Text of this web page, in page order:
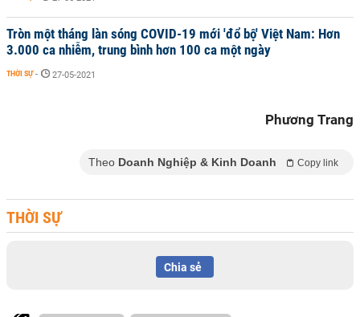
Tròn một tháng làn sóng COVID-19 mới 'đổ bộ' Việt Nam: Hơn
3.000 ca nhiễm, trung bình hơn 100 ca một ngày
THỜI SỰ - 27-05-2021
Phương Trang
Theo Doanh Nghiệp & Kinh Doanh Copy link
THỜI SỰ
Chia sẻ